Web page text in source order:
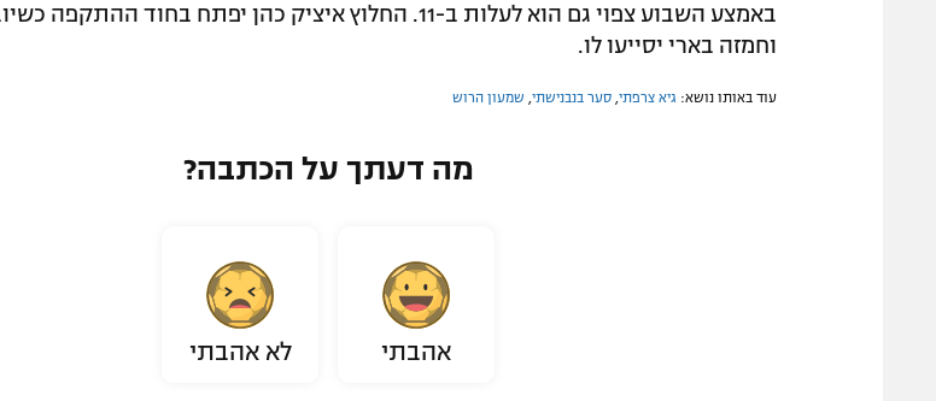
באמצע השבוע צפוי גם הוא לעלות ב-11. החלוץ איציק כהן יפתח בחוד
וחמזה בארי יסייעו לו.
עוד באותו נושא: גיא צרפתי סער בנבנישתי שמעון הרוש
מה דעתך על הכתבה?
אהבתי לא אהבתי